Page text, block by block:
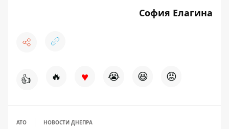
София Елагина
👍 🔥 ♥ 😭 😆 😡
АТО НОВОСТИ ДНЕПРА